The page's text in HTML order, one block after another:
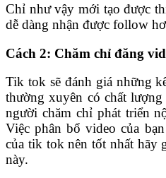
Chỉ như vậy mới tạo được
dễ dàng nhận được follow
Cách 2: Chăm chỉ đăng
Tik tok sẽ đánh giá những
thường xuyên có chất
người chăm chỉ phát triển
Việc phân bổ video của
của tik tok nên tốt nhất hãy
này.